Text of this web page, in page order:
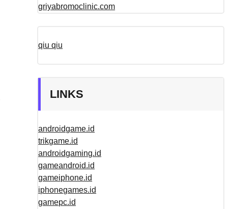
griyabromoclinic.com
qiu qiu
LINKS
androidgame.id
trikgame.id
androidgaming.id
gameandroid.id
gameiphone.id
iphonegames.id
gamepc.id